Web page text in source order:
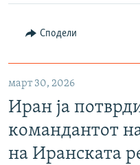
Сподели
март 30, 2026
Иран ја
командантот
на Иранската